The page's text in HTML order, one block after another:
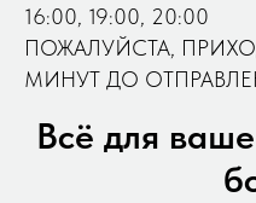
16:00, 19:00, 20:00
ПОЖАЛУЙСТА,
МИНУТ ДО
Всё для